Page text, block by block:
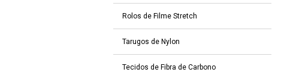
Rolos de Filme Stretch
Tarugos de Nylon
Tecidos de Fibra de Carbono